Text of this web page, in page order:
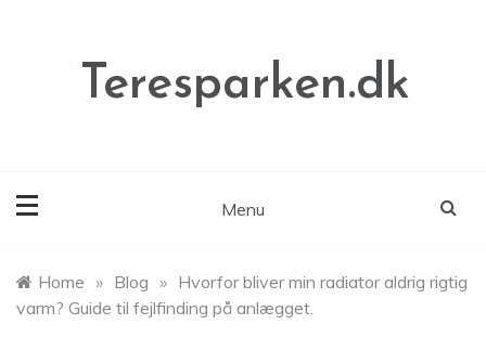
Teresparken.dk
Menu
Home » Blog » Hvorfor bliver min radiator aldrig rigtig
varm? Guide til fejlfinding på anlægget.